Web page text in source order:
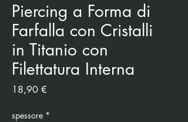
Piercing a Forma di
Farfalla con Cristalli
in Titanio con
Filettatura Interna
18,90 €
spessore *